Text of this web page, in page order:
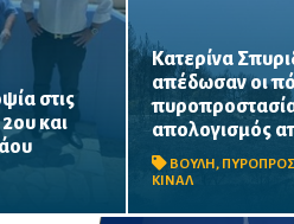
στις
και
να
σχολική
Κατερίνα
απέδωσαν οι
απολογισμός
ΒΟΥΛΗ,
ΚΙΝΑΛ
Το ΠΑΣΟΚ ζητά
για τα
καθώς και